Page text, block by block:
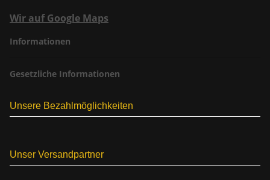
Wir auf Google Maps
Informationen
Gesetzliche Informationen
Unsere Bezahlmöglichkeiten
Unser Versandpartner